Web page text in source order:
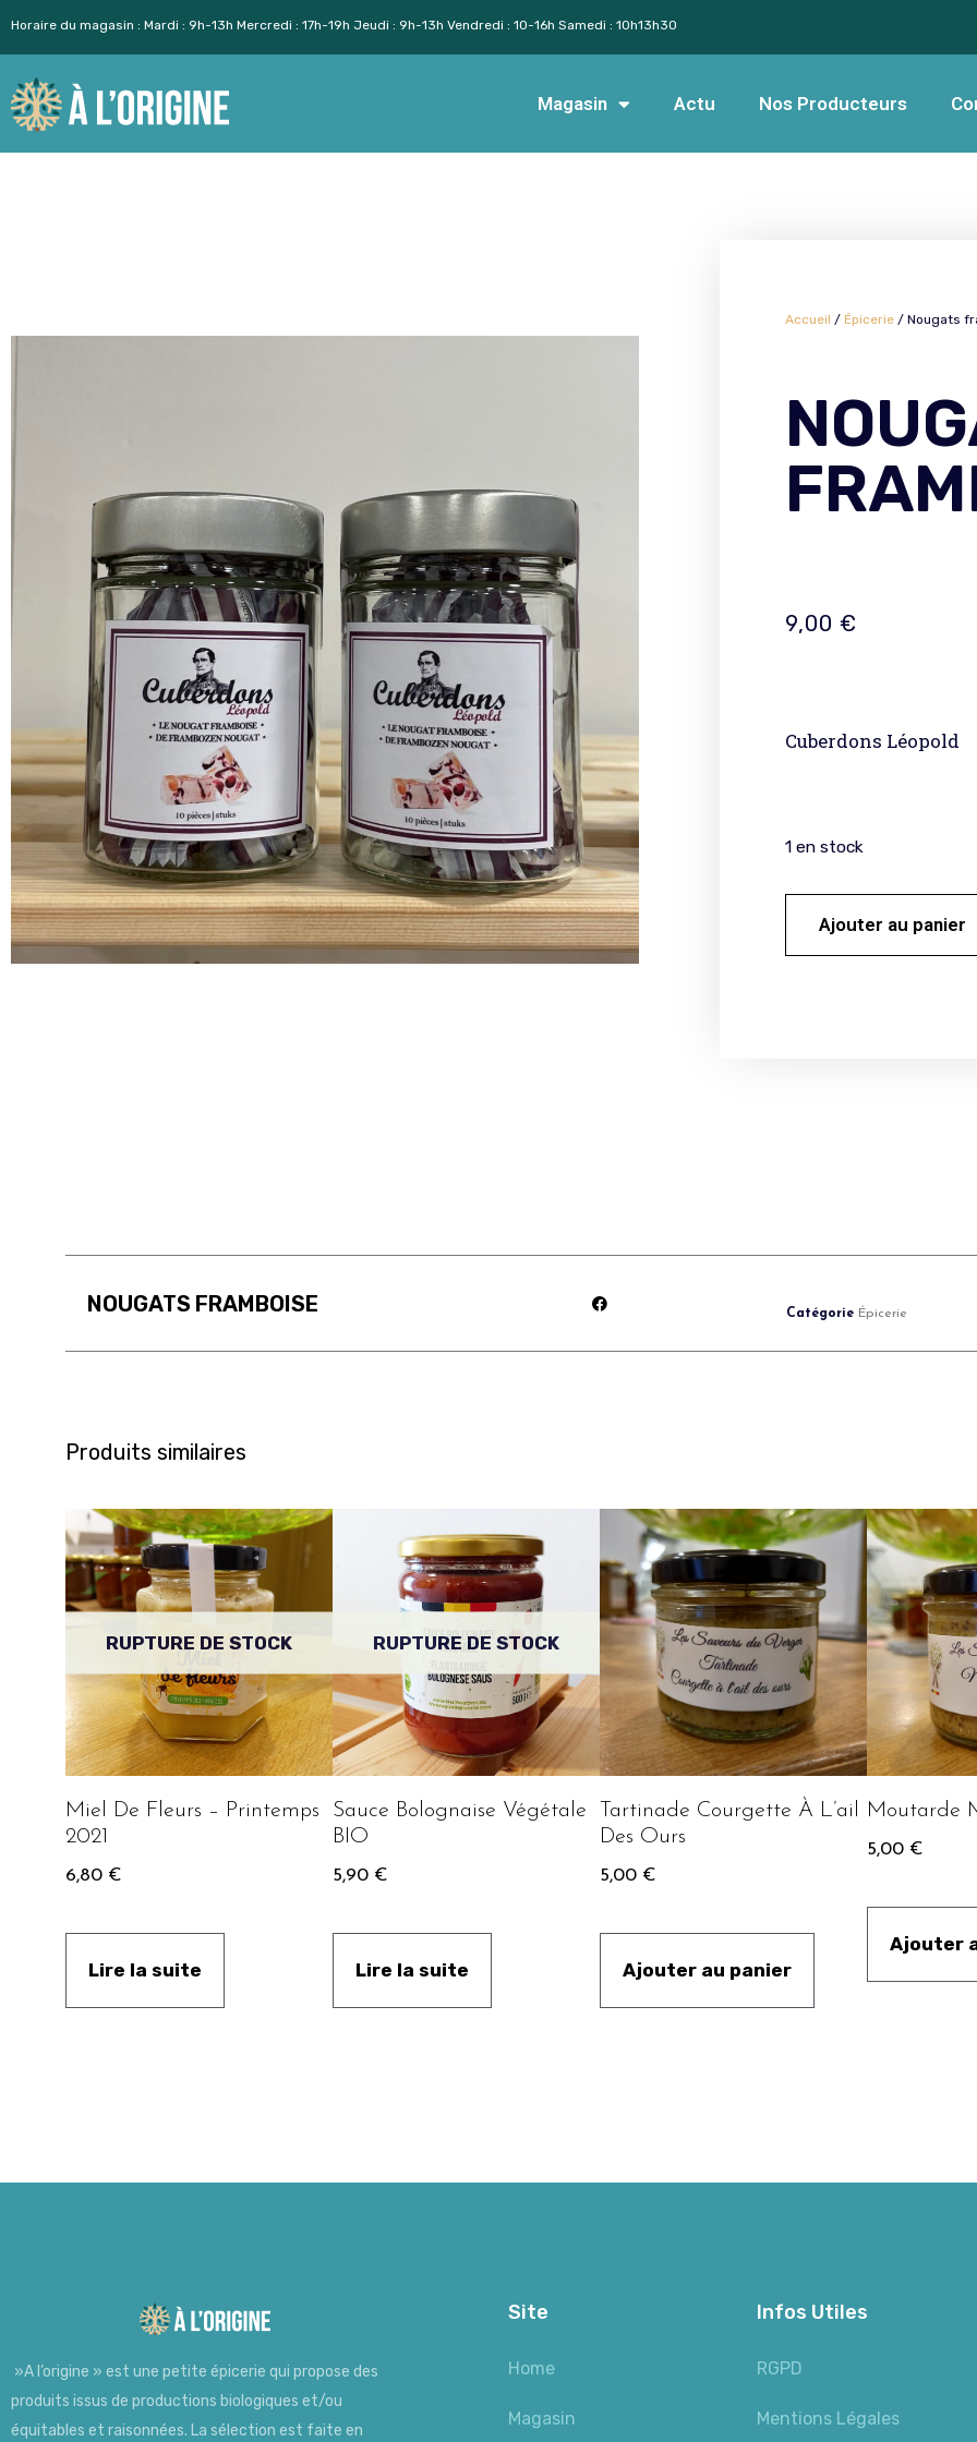
Aller
au
contenu
Horaire du magasin : Mardi : 9h-13h Mercredi : 17h-19h Jeudi : 9h-13h Vendredi : 10-16h Samedi : 10h13h30
Magasin Actu Nos Producteurs
Accueil / Épicerie / Nougats
9,00 €
Cuberdons Léopold
1 en stock
Ajouter au panier
NOUGATS FRAMBOISE Catégorie Épicerie
Produits similaires
RUPTURE DE STOCK
Miel De Fleurs – Printemps
2021
6,80 €
Lire la suite
RUPTURE DE STOCK
Sauce Bolognaise Végétale
BIO
5,90 €
Lire la suite
Tartinade Courgette À L’ail
Des Ours
5,00 €
Ajouter au panier
Moutarde
5,00 €
Ajouter
»A l’origine » est une petite épicerie qui propose des
produits issus de productions biologiques et/ou
équitables et raisonnées. La sélection est faite en
Site
Home
Magasin
Infos Utiles
RGPD
Mentions Légales